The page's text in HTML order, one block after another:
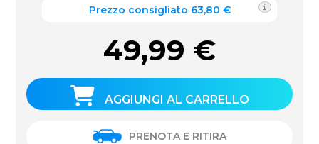
Prezzo consigliato 63,80 €
49,99 €
AGGIUNGI AL CARRELLO
PRENOTA E RITIRA